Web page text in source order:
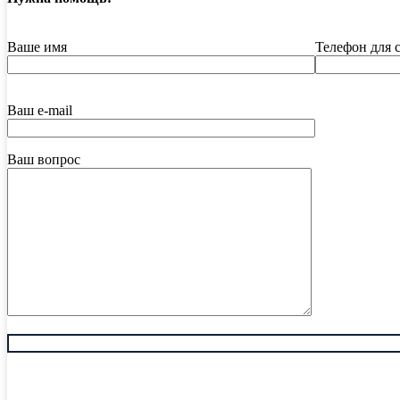
Ваше имя Телефон для
Ваш e-mail
Ваш вопрос